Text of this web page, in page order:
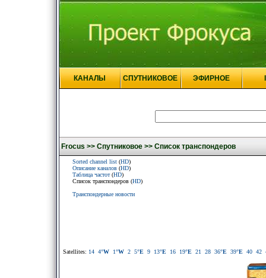
КАНАЛЫ СПУТНИКОВОЕ ЭФИРНОЕ
Frocus >> Спутниковое >> Список транспондеров
Sorted channel list (HD)
Описание каналов (HD)
Таблица частот(HD)
Список транспондеров (HD)
Транспондерные новости
Satellites: 14 4°W 1°W 2 5°E 9 13°E 16 19°E 21 28 36°E 39°E 40 42